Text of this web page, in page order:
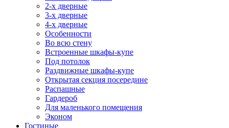
2-х дверные
3-х дверные
4-х дверные
Особенности
Во всю стену
Встроенные шкафы-купе
Под потолок
Раздвижные шкафы-купе
Открытая секция посередине
Распашные
Гардероб
Для маленького помещения
Эконом
Гостиные